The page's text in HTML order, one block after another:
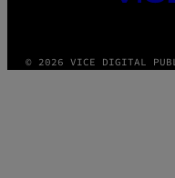
MEDIA
© 2026 VICE DIGITAL